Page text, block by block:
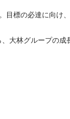
標の必達に向け
グループ